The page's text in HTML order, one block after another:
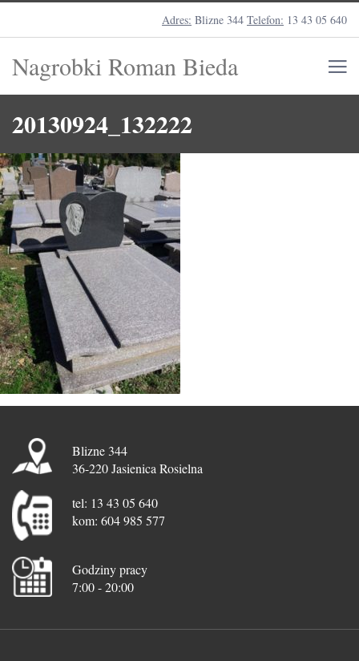
Adres: Blizne 344 Telefon: 13 43 05 640
Nagrobki Roman Bieda
20130924_132222
Blizne 344
36-220 Jasienica Rosielna
tel: 13 43 05 640
kom: 604 985 577
Godziny pracy
7:00 - 20:00